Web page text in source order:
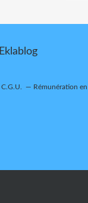
Eklablog
C.G.U. Rémunération